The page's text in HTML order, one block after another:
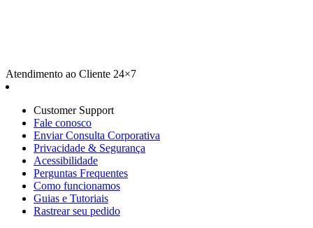
Atendimento ao Cliente 24×7
Customer Support
Fale conosco
Enviar Consulta Corporativa
Privacidade & Segurança
Acessibilidade
Perguntas Frequentes
Como funcionamos
Guias e Tutoriais
Rastrear seu pedido